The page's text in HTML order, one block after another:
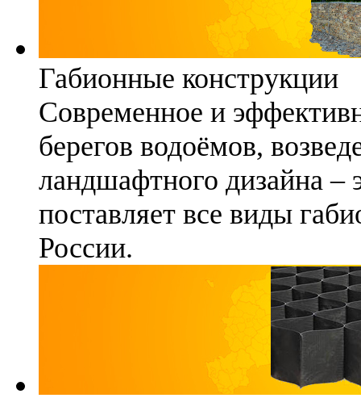
Габионные конструкции
Современное и
берегов водоёмов,
ландшафтного дизайна
поставляет все виды
России.